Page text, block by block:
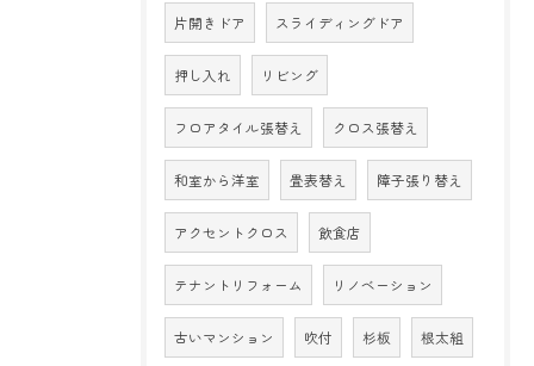
片開きドア スライディングドア
押し入れ リビング
フロアタイル張替え クロス張替え
和室から洋室 畳表替え 障子張り替え
アクセントクロス 飲食店
テナントリフォーム リノベーション
古いマンション 吹付 杉板 根太組